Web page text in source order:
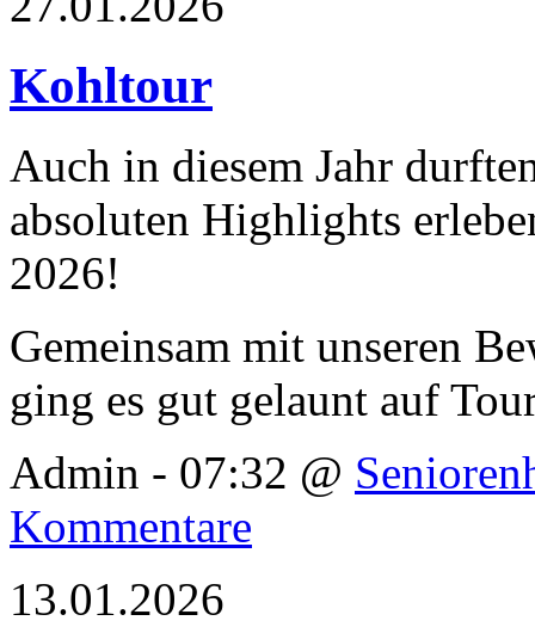
Kohltour
Auch in diesem Jahr
absoluten Highlights
2026!
Gemeinsam mit unseren
ging es gut gelaunt auf
Admin - 07:32 @
Kommentare
13.01.2026